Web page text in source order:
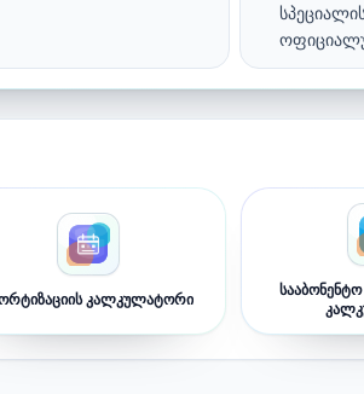
კალკულატორი